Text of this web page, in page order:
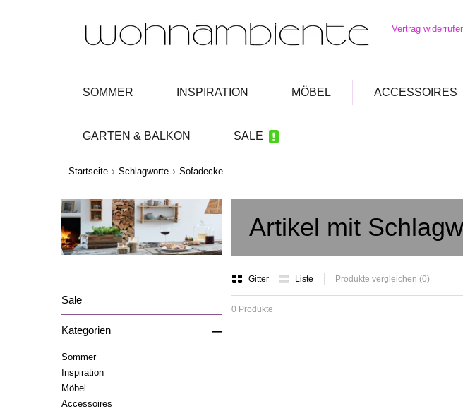
Vertrag
SOMMER INSPIRATION MÖBEL ACCESSOIRES
GARTEN & BALKON SALE
Startseite Schlagworte Sofadecke
Artikel mit
Gitter Liste Produkte vergleichen (0)
0 Produkte
Sale
Kategorien –
Sommer
Inspiration
Möbel
Accessoires